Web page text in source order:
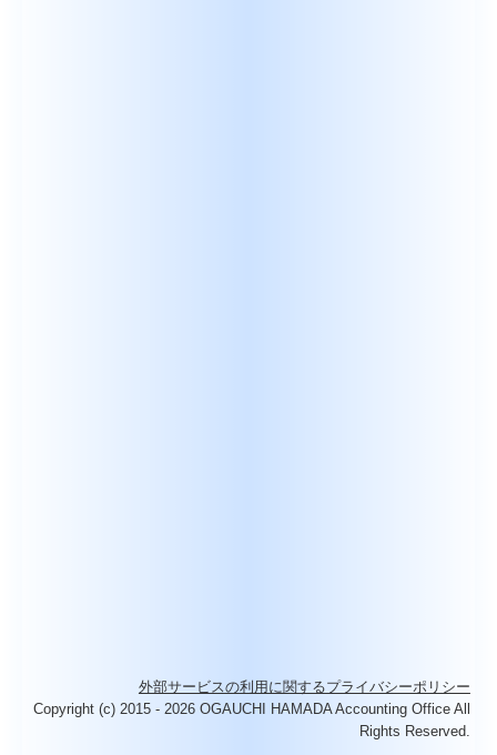
外部サービスの利用に関するプライバシーポリシー
Copyright (c) 2015 - 2026 OGAUCHI HAMADA Accounting Office All
Rights Reserved.